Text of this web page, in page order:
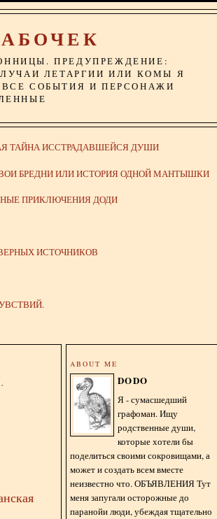
ПРЕДУПРЕЖДЕНИЕ:
ЛЕТАРГИИ ИЛИ КОМЫ Я
СОБЫТИЯ И ПЕРСОНАЖИ
ТАЙНА ИССТРАДАВШЕЙСЯ ДУШИ
БРЕДНИ ИЛИ ИСТОРИЯ ОДНОЙ МАНТЫШКИ
ПРИКЛЮЧЕНИЯ ДОДИ
ИСТОЧНИКОВ
ABOUT ME
DODO
Я - сумасшедший
графоман. Ищу
родственные души,
которые хотели бы
поделиться своими сокровищами, а
может и создать всем вместе
неизвестно что. ОБЪЯВЛЕНИЯ Тут
меня запугали осторожные до
паранойи люди, убеждая тщательно